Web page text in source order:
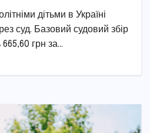
дітьми в Україні
суд. Базовий судовий збір
грн за…